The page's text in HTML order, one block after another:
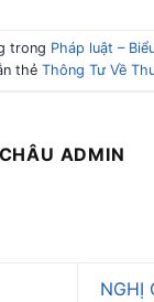
trong Pháp luật –
thẻ Thông Tư Về
ADMIN
NGHỊ